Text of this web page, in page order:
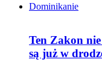
Dominikanie
Ten Zakon
są już w